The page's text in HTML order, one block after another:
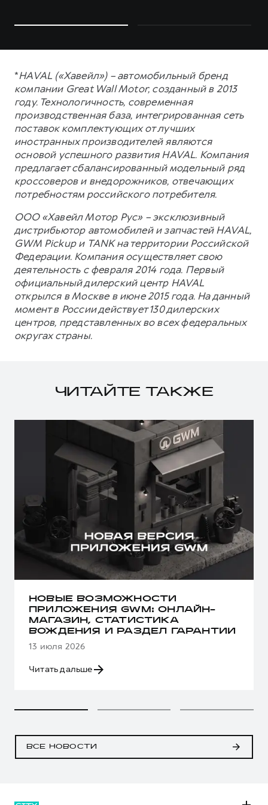
*HAVAL («Хавейл») – автомобильный бренд
компании Great Wall Motor, созданный в 2013
году. Технологичность, современная
производственная база, интегрированная сеть
поставок комплектующих от лучших
иностранных производителей являются
основой успешного развития HAVAL. Компания
предлагает сбалансированный модельный ряд
кроссоверов и внедорожников, отвечающих
потребностям российского потребителя.
ООО «Хавейл Мотор Рус» – эксклюзивный
дистрибьютор автомобилей и запчастей HAVAL,
GWM Pickup и TANK на территории Российской
Федерации. Компания осуществляет свою
деятельность с февраля 2014 года. Первый
официальный дилерский центр HAVAL
открылся в Москве в июне 2015 года. На данный
момент в России действует 130 дилерских
центров, представленных во всех федеральных
округах страны.
ЧИТАЙТЕ ТАКЖЕ
НОВЫЕ ВОЗМОЖНОСТИ
ПРИЛОЖЕНИЯ GWM: ОНЛАЙН-
МАГАЗИН, СТАТИСТИКА
ВОЖДЕНИЯ И РАЗДЕЛ ГАРАНТИИ
13 июля 2026
Читать дальше
ВСЕ НОВОСТИ